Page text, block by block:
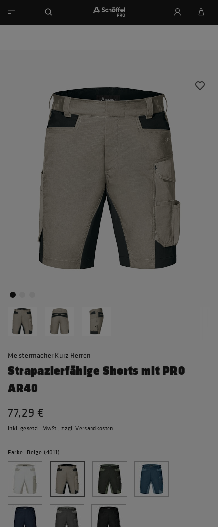
Meistermacher Kurz Herren
Strapazierfähige Shorts mit PRO
AR40
77,29 €
inkl. gesetzl. MwSt., zzgl.Versandkosten
Farbe: Beige (4011)